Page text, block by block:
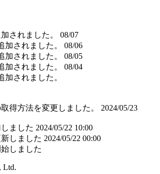
されました。
08/07
加されました。
08/06
加されました。
08/05
加されました。
08/04
加されました。
得方法を変更しました。
2024/05/23
ました 2024/05/22 10:00
しました 2024/05/22 00:00
しました
Ltd.